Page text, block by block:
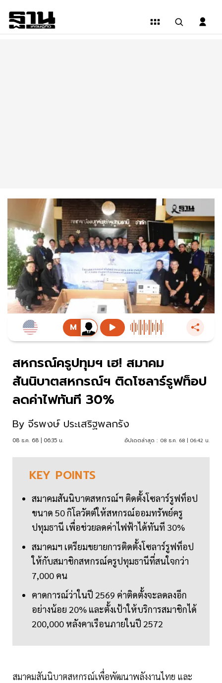
สหกรณ์ครูปทุมฯ เฮ! สมาคม
สันนิบาตสหกรณ์ฯ ติดโซลาร์รูฟท็อป
ลดค่าไฟทันที 30%
By จีรพงษ์ ประเสริฐพลกรัง
08 ธ.ค. 68 | 06:35 น. อัปเดตล่าสุด : 08 ธ.ค. 68 | 06:42 น.
KEY POINTS
สมาคมสันนิบาตสหกรณ์ฯ ติดตั้งโซลาร์รูฟท็อป
ขนาด 50 กิโลวัตต์ให้สหกรณ์ออมทรัพย์ครู
ปทุมธานี เพื่อช่วยลดค่าไฟฟ้าได้ทันที 30%
สมาคมฯ เตรียมขยายการติดตั้งโซลาร์รูฟท็อป
ให้กับสมาชิกสหกรณ์ครูปทุมธานีที่สนใจกว่า
7,000 คน
คาดการณ์ว่าในปี 2569 ค่าติดตั้งจะลดลงอีก
อย่างน้อย 20% และตั้งเป้าให้บริการสมาชิกได้
200,000 หลังคาเรือนภายในปี 2572
สมาคมสันนิบาตสหกรณ์เพื่อพัฒนาพลังงานไทย และ